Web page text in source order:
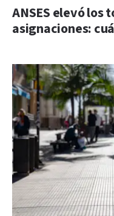
ANSES elevó los
asignaciones: